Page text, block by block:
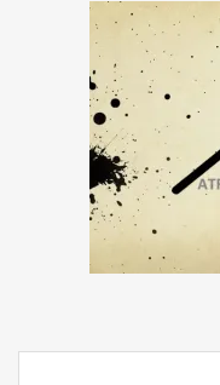
Connect with:
Ai uitat
parola?
Tine-ma minte